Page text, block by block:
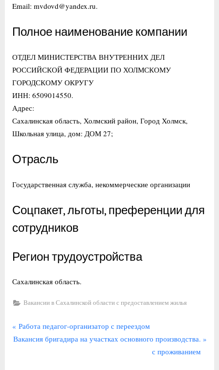
Email: mvdovd@yandex.ru.
Полное наименование компании
ОТДЕЛ МИНИСТЕРСТВА ВНУТРЕННИХ ДЕЛ
РОССИЙСКОЙ ФЕДЕРАЦИИ ПО ХОЛМСКОМУ
ГОРОДСКОМУ ОКРУГУ
ИНН: 6509014550.
Адрес:
Сахалинская область, Холмский район, Город Холмск,
Школьная улица, дом: ДОМ 27;
Отрасль
Государственная служба, некоммерческие организации
Соцпакет, льготы, преференции для
сотрудников
Регион трудоустройства
Сахалинская область.
Вакансии в Сахалинской области с предоставлением жилья
Навигация
по
П
р
Работа педагог-организатор с переездом
С
Вакансия бригадира на участках основного производства.
с проживанием